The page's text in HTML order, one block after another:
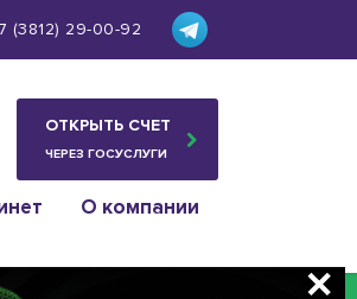
(3812) 29-00-92
ОТКРЫТЬ СЧЕТ
ЧЕРЕЗ ГОСУСЛУГИ
О компании